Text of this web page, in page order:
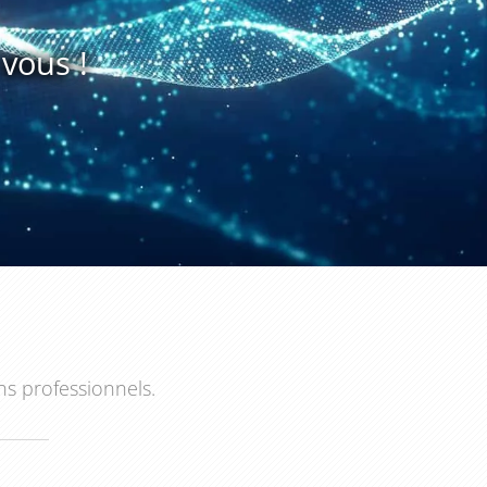
!
professionnels.